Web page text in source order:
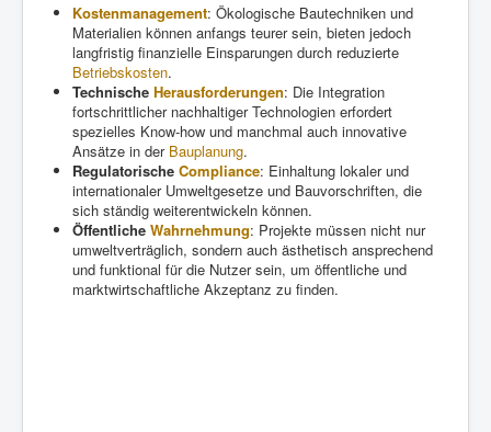
Kostenmanagement: Ökologische Bautechniken und
Materialien können anfangs teurer sein, bieten jedoch
langfristig finanzielle Einsparungen durch reduzierte
Betriebskosten.
Technische Herausforderungen: Die Integration
fortschrittlicher nachhaltiger Technologien erfordert
spezielles Know-how und manchmal auch innovative
Ansätze in der Bauplanung.
Regulatorische Compliance: Einhaltung lokaler und
internationaler Umweltgesetze und Bauvorschriften, die
sich ständig weiterentwickeln können.
Öffentliche Wahrnehmung: Projekte müssen nicht nur
umweltverträglich, sondern auch ästhetisch ansprechend
und funktional für die Nutzer sein, um öffentliche und
marktwirtschaftliche Akzeptanz zu finden.